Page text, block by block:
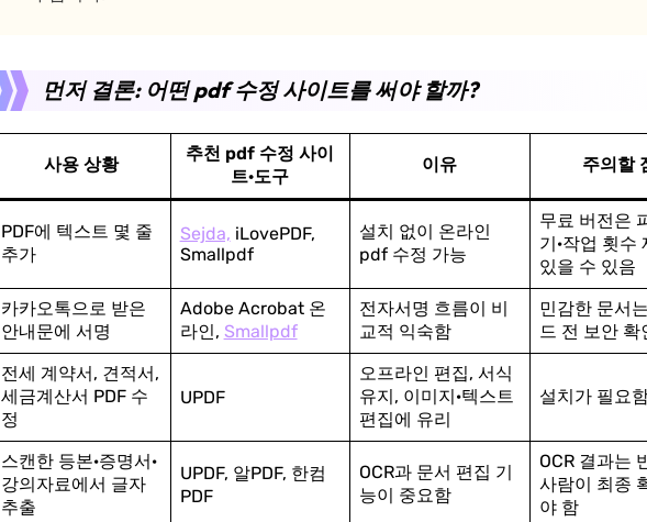
먼저 결론: 어떤 pdf 수정 사이트를 써야 할까?
사용 상황
추천 pdf 수정 사이
트·도구
이유 주의할
PDF에 텍스트 몇 줄
추가
Sejda, iLovePDF,
Smallpdf
설치 없이 온라인
pdf 수정 가능
무료 버전은
기·작업 횟수
있을 수 있음
카카오톡으로 받은
안내문에 서명
Adobe Acrobat 온
라인, Smallpdf
전자서명 흐름이 비
교적 익숙함
민감한 문서
드 전 보안 확
전세 계약서, 견적서,
세금계산서 PDF 수
정
UPDF
오프라인 편집, 서식
유지, 이미지·텍스트
편집에 유리
설치가 필요
스캔한 등본·증명서·
강의자료에서 글자
추출
UPDF, 알PDF, 한컴
PDF
OCR과 문서 편집 기
능이 중요함
OCR 결과는
사람이 최종
야 함